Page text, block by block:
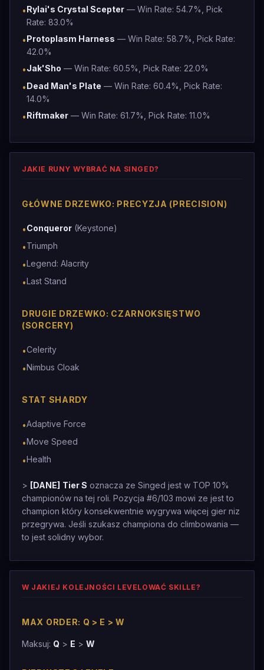
•Rylai's Crystal Scepter — Win Rate: 54.7%, Pick
Rate: 83.0%
•Protoplasm Harness — Win Rate: 58.7%, Pick Rate:
42.0%
•Jak'Sho — Win Rate: 60.5%, Pick Rate: 22.0%
•Dead Man's Plate — Win Rate: 60.4%, Pick Rate:
14.0%
•Riftmaker — Win Rate: 61.7%, Pick Rate: 11.0%
JAKIE RUNY WYBRAĆ NA SINGED?
GŁÓWNE DRZEWKO: PRECYZJA (PRECISION)
•Conqueror (Keystone)
•Triumph
•Legend: Alacrity
•Last Stand
DRUGIE DRZEWKO: CZARNOKSIĘSTWO
(SORCERY)
•Celerity
•Nimbus Cloak
STAT SHARDY
•Adaptive Force
•Move Speed
•Health
> [DANE] Tier S oznacza ze Singed jest w TOP 10%
championów na tej roli. Pozycja #6/103 mowi ze jest to
champion który konsekwentnie wygrywa więcej gier niz
przegrywa. Jeśli szukasz championa do climbowania —
to jest solidny wybor.
W JAKIEJ KOLEJNOŚCI LEVELOWAĆ SKILLE?
MAX ORDER: Q > E > W
Maksuj: Q > E > W